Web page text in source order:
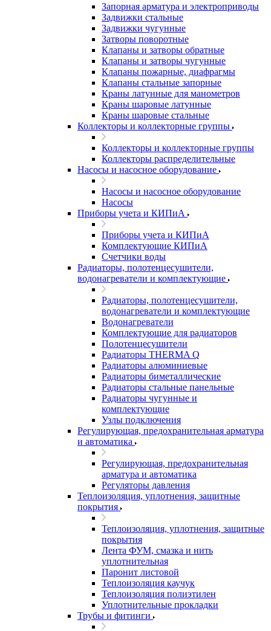
Запорная арматура и электроприводы
Задвижки стальные
Задвижки чугунные
Затворы поворотные
Клапаны и затворы обратные
Клапаны и затворы чугунные
Клапаны пожарные, диафрагмы
Клапаны стальные запорные
Краны латунные для манометров
Краны шаровые латунные
Краны шаровые стальные
Коллекторы и коллекторные группы
Коллекторы и коллекторные группы
Коллекторы распределительные
Насосы и насосное оборудование
Насосы и насосное оборудование
Насосы
Приборы учета и КИПиА
Приборы учета и КИПиА
Комплектующие КИПиА
Счетчики воды
Радиаторы, полотенцесушители,
водонагреватели и комплектующие
Радиаторы, полотенцесушители,
водонагреватели и комплектующие
Водонагреватели
Комплектующие для радиаторов
Полотенцесушители
Радиаторы THERMA Q
Радиаторы алюминиевые
Радиаторы биметаллические
Радиаторы стальные панельные
Радиаторы чугунные и
комплектующие
Узлы подключения
Регулирующая, предохранительная арматура
и автоматика
Регулирующая, предохранительная
арматура и автоматика
Регуляторы давления
Теплоизоляция, уплотнения, защитные
покрытия
Теплоизоляция, уплотнения, защитные
покрытия
Лента ФУМ, смазка и нить
уплотнительная
Паронит листовой
Теплоизоляция каучук
Теплоизоляция полиэтилен
Уплотнительные прокладки
Трубы и фитинги